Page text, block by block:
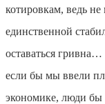
котировкам, ведь
единственной
оставаться
если бы мы ввели
экономике, люди бы